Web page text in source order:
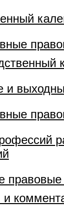
и
правовые
и